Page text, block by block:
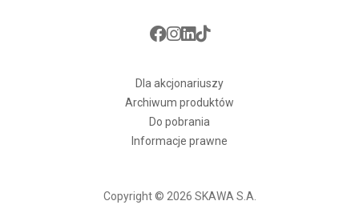
Copyright © 2026 SKAWA S.A.
Dla akcjonariuszy
Archiwum produktów
Do pobrania
Informacje prawne